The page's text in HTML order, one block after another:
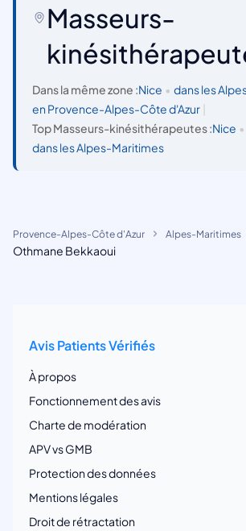
Masseurs-
Dans la même zone :Nice • dans les
en Provence-Alpes-Côte d'Azur
Top Masseurs-kinésithérapeutes :Nice •
dans les Alpes-Maritimes
Provence-Alpes-Côte d'Azur Alpes-Maritimes
Othmane Bekkaoui
Avis Patients Vérifiés
À propos
Fonctionnement des avis
Charte de modération
APV vs GMB
Protection des données
Mentions légales
Droit de rétractation